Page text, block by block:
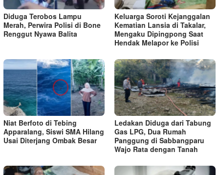
Diduga Terobos Lampu
Merah, Perwira Polisi di Bone
Renggut Nyawa Balita
Keluarga Soroti Kejanggalan
Kematian Lansia di Takalar,
Mengaku Dipingpong Saat
Hendak Melapor ke Polisi
Niat Berfoto di Tebing
Apparalang, Siswi SMA Hilang
Usai Diterjang Ombak Besar
Ledakan Diduga dari Tabung
Gas LPG, Dua Rumah
Panggung di Sabbangparu
Wajo Rata dengan Tanah